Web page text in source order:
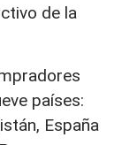
de la
países:
España